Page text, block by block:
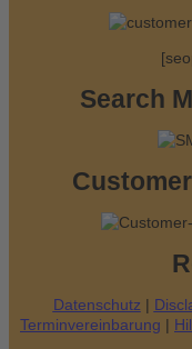
Search
Datenschutz |
Terminvereinbarung |